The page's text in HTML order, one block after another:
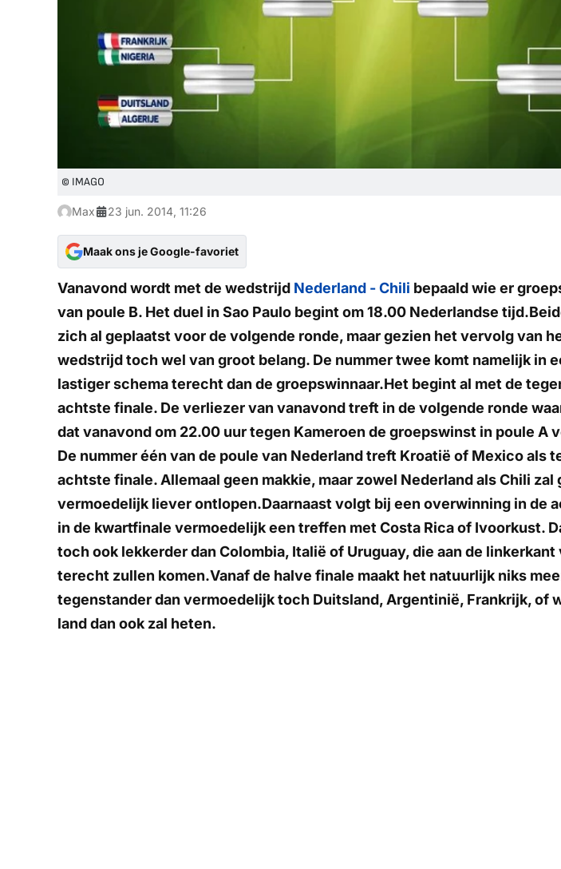
© IMAGO
Max 23 jun. 2014, 11:26
Maak ons je Google-favoriet
Vanavond wordt met de wedstrijd Nederland - Chili bepaald wie er
van poule B. Het duel in Sao Paulo begint om 18.00 Nederlandse
zich al geplaatst voor de volgende ronde, maar gezien het vervolg van
wedstrijd toch wel van groot belang. De nummer twee komt namelijk in
lastiger schema terecht dan de groepswinnaar.Het begint al met de
achtste finale. De verliezer van vanavond treft in de volgende ronde
dat vanavond om 22.00 uur tegen Kameroen de groepswinst in poule A
De nummer één van de poule van Nederland treft Kroatië of Mexico als
achtste finale. Allemaal geen makkie, maar zowel Nederland als Chili zal
vermoedelijk liever ontlopen.Daarnaast volgt bij een overwinning in de
in de kwartfinale vermoedelijk een treffen met Costa Rica of Ivoorkust.
toch ook lekkerder dan Colombia, Italië of Uruguay, die aan de linkerkant
terecht zullen komen.Vanaf de halve finale maakt het natuurlijk niks
tegenstander dan vermoedelijk toch Duitsland, Argentinië, Frankrijk, of
land dan ook zal heten.